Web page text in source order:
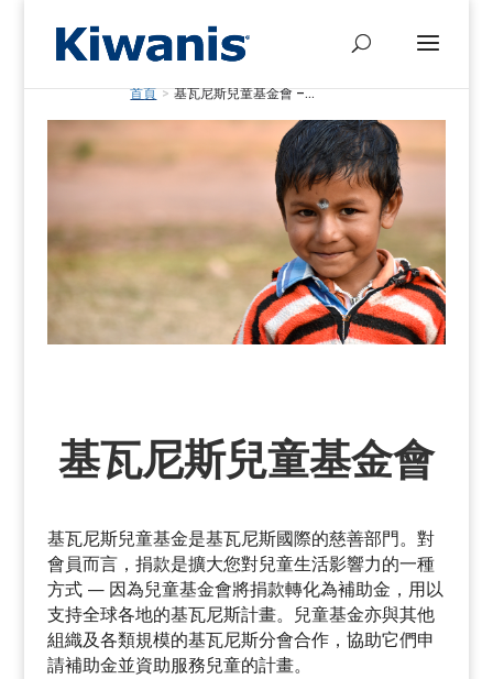
首頁 > 基瓦尼斯兒童基金會 –...
基瓦尼斯兒童基金會
基瓦尼斯兒童基金是基瓦尼斯國際的慈善部門。對
會員而言，捐款是擴大您對兒童生活影響力的一種
方式 —因為兒童基金會將捐款轉化為補助金，用以
支持全球各地的基瓦尼斯計畫。兒童基金亦與其他
組織及各類規模的基瓦尼斯分會合作，協助它們申
請補助金並資助服務兒童的計畫。